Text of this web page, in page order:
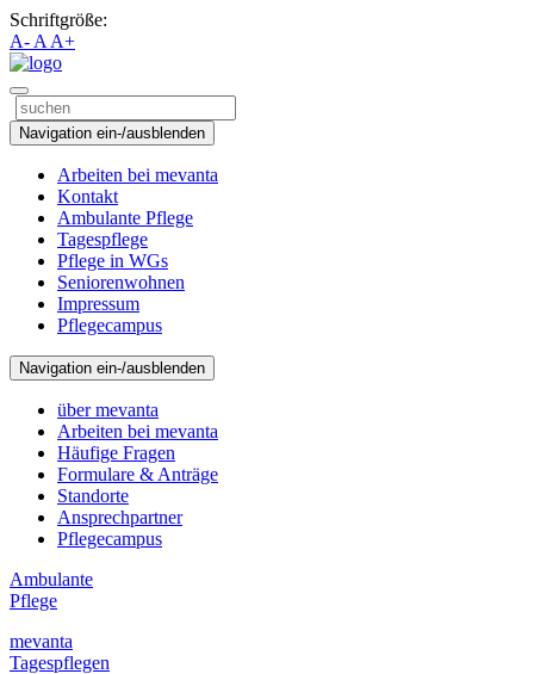
Schriftgröße:
A- A A+
Navigation ein-/ausblenden
Arbeiten bei mevanta
Kontakt
Ambulante Pflege
Tagespflege
Pflege in WGs
Seniorenwohnen
Impressum
Pflegecampus
Navigation ein-/ausblenden
über mevanta
Arbeiten bei mevanta
Häufige Fragen
Formulare & Anträge
Standorte
Ansprechpartner
Pflegecampus
Ambulante
Pflege
mevanta
Tagespflegen